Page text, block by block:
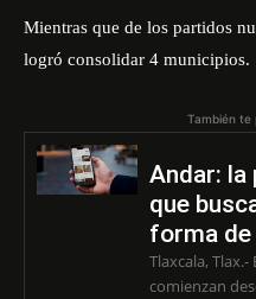
Mientras que de los partidos
logró consolidar 4 municipios.
También te
Andar:
que
forma
Tlaxcala,
comienzan